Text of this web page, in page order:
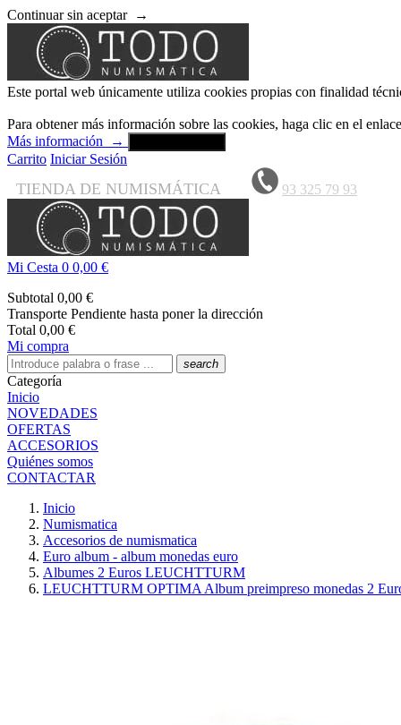
Continuar sin aceptar →
Este portal web únicamente utiliza cookies propias con finalidad
Para obtener más información sobre las cookies, haga clic en el
Más información
→
Carrito Iniciar Sesión
TIENDA DE NUMISMÁTICA 93 325 79 93
Mi Cesta 0 0,00 €
Subtotal 0,00 €
Transporte Pendiente hasta poner la dirección
Total 0,00 €
Mi compra
search
Categoría
Inicio
NOVEDADES
OFERTAS
ACCESORIOS
Quiénes somos
CONTACTAR
Inicio
Numismatica
Accesorios de numismatica
Euro album - album monedas euro
Albumes 2 Euros LEUCHTTURM
LEUCHTTURM OPTIMA Album preimpreso monedas 2